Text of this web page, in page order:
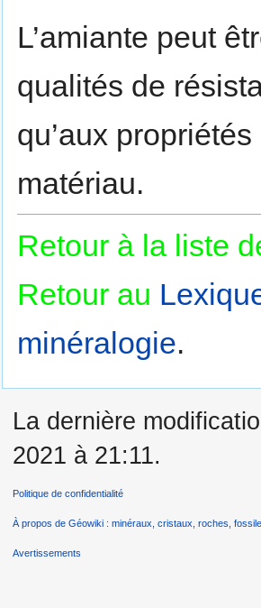
L’amiante peut
qualités de
qu’aux
matériau.
Retour à la liste
Retour au
minéralogie.
La dernière
2021 à 21:11.
Politique de confidentialité
À propos de Géowiki : minéraux, cristaux, roches,
Avertissements